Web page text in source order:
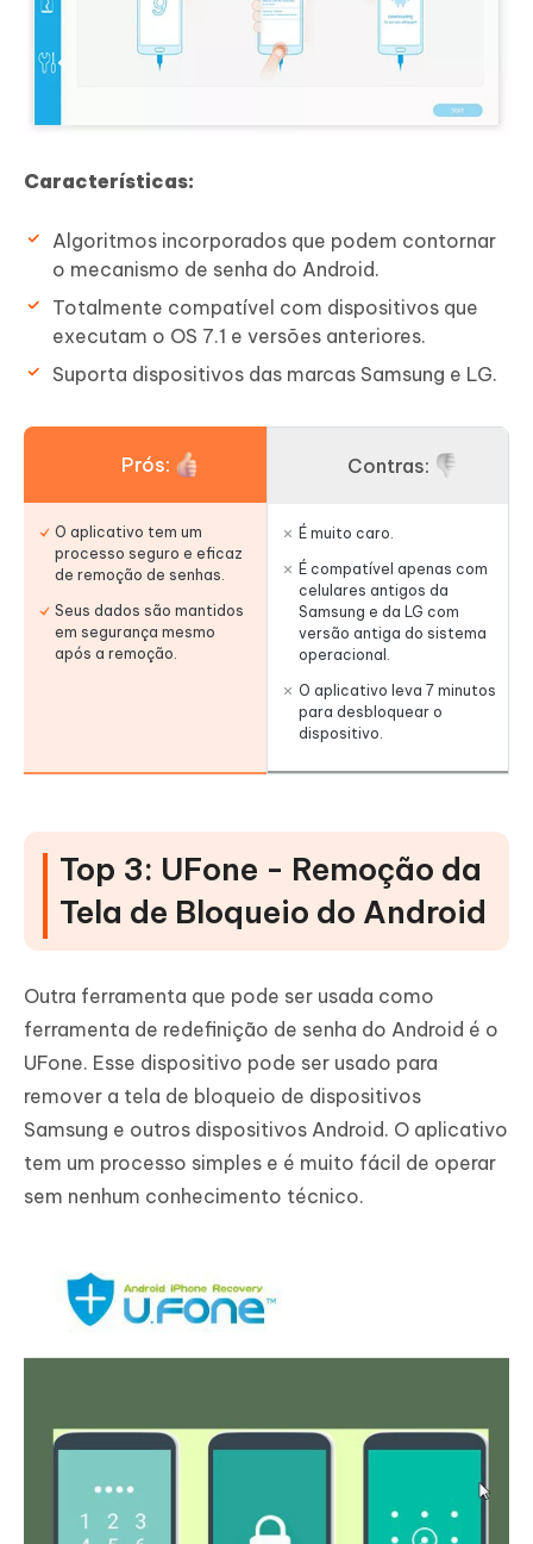
Características:
Algoritmos incorporados que podem contornar
o mecanismo de senha do Android.
Totalmente compatível com dispositivos que
executam o OS 7.1 e versões anteriores.
Suporta dispositivos das marcas Samsung e LG.
Prós:
O aplicativo tem um
processo seguro e eficaz
de remoção de senhas.
Seus dados são mantidos
em segurança mesmo
após a remoção.
Contras:
É muito caro.
É compatível apenas com
celulares antigos da
Samsung e da LG com
versão antiga do sistema
operacional.
O aplicativo leva 7 minutos
para desbloquear o
dispositivo.
Top 3: UFone - Remoção da
Tela de Bloqueio do Android
Outra ferramenta que pode ser usada como
ferramenta de redefinição de senha do Android é o
UFone. Esse dispositivo pode ser usado para
remover a tela de bloqueio de dispositivos
Samsung e outros dispositivos Android. O aplicativo
tem um processo simples e é muito fácil de operar
sem nenhum conhecimento técnico.